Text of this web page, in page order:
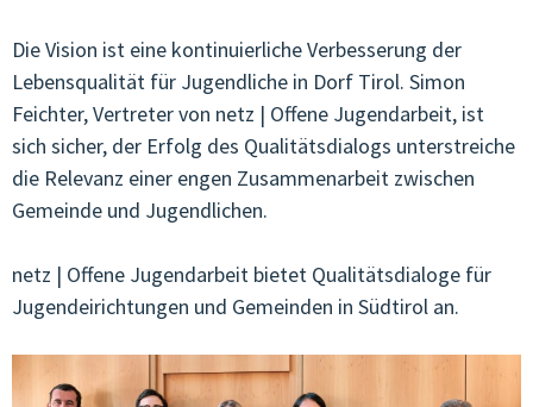
Die Vision ist eine kontinuierliche Verbesserung der
Lebensqualität für Jugendliche in Dorf Tirol. Simon
Feichter, Vertreter von netz | Offene Jugendarbeit, ist
sich sicher, der Erfolg des Qualitätsdialogs unterstreiche
die Relevanz einer engen Zusammenarbeit zwischen
Gemeinde und Jugendlichen.
netz | Offene Jugendarbeit bietet Qualitätsdialoge für
Jugendeirichtungen und Gemeinden in Südtirol an.